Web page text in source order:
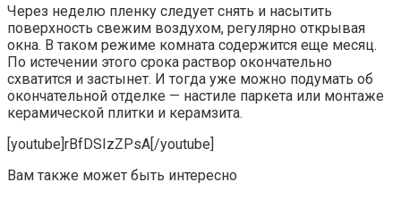
Через неделю пленку следует снять и насытить
поверхность свежим воздухом, регулярно открывая
окна. В таком режиме комната содержится еще месяц.
По истечении этого срока раствор окончательно
схватится и застынет. И тогда уже можно подумать об
окончательной отделке — настиле паркета или монтаже
керамической плитки и керамзита.
[youtube]rBfDSIzZPsA[/youtube]
Вам также может быть интересно